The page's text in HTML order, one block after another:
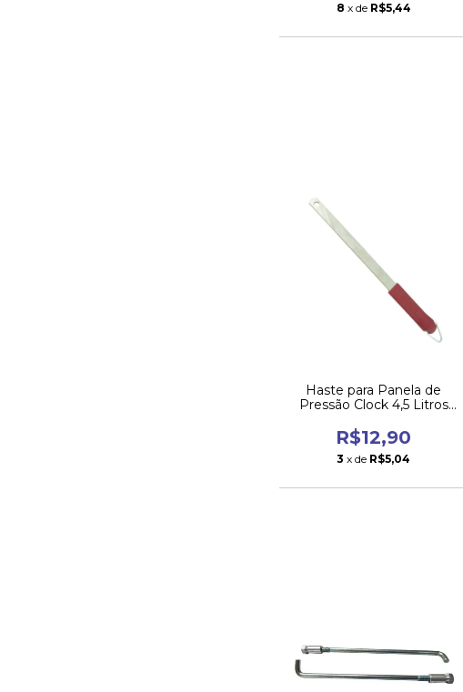
8 x de R$5,44
Haste para Panela de
Pressão Clock 4,5 Litros
R$12,90
3 x de R$5,04